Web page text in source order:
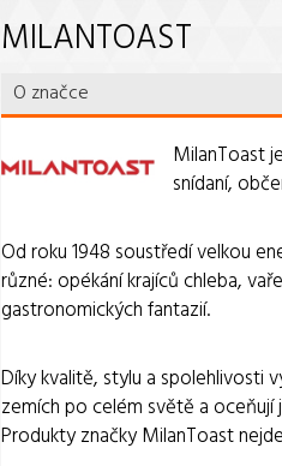
MILANTOAST
O značce
MilanToast
snídaní,
Od roku 1948 soustředí velkou
různé: opékání krajíců chleba,
gastronomických fantazií.
Díky kvalitě, stylu a spolehlivosti
zemích po celém světě a oceňují
Produkty značky MilanToast